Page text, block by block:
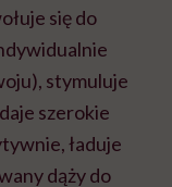
się do
stymuluje
szerokie
ładuje
dąży do